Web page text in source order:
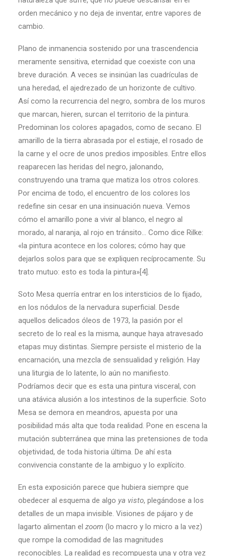
orden mecánico y no deja de inventar, entre vapores de
cambio.
Plano de inmanencia sostenido por una trascendencia
meramente sensitiva, eternidad que coexiste con una
breve duración. A veces se insinúan las cuadrículas de
una heredad, el ajedrezado de un horizonte de cultivo.
Así como la recurrencia del negro, sombra de los muros
que marcan, hieren, surcan el territorio de la pintura.
Predominan los colores apagados, como de secano. El
amarillo de la tierra abrasada por el estiaje, el rosado de
la carne y el ocre de unos predios imposibles. Entre ellos
reaparecen las heridas del negro, jalonando,
construyendo una trama que matiza los otros colores.
Por encima de todo, el encuentro de los colores los
redefine sin cesar en una insinuación nueva. Vemos
cómo el amarillo pone a vivir al blanco, el negro al
morado, al naranja, al rojo en tránsito… Como dice Rilke:
«la pintura acontece en los colores; cómo hay que
dejarlos solos para que se expliquen recíprocamente. Su
trato mutuo: esto es toda la pintura»[4].
Soto Mesa querría entrar en los intersticios de lo fijado,
en los nódulos de la nervadura superficial. Desde
aquellos delicados óleos de 1973, la pasión por el
secreto de lo real es la misma, aunque haya atravesado
etapas muy distintas. Siempre persiste el misterio de la
encarnación, una mezcla de sensualidad y religión. Hay
una liturgia de lo latente, lo aún no manifiesto.
Podríamos decir que es esta una pintura visceral, con
una atávica alusión a los intestinos de la superficie. Soto
Mesa se demora en meandros, apuesta por una
posibilidad más alta que toda realidad. Pone en escena la
mutación subterránea que mina las pretensiones de toda
objetividad, de toda historia última. De ahí esta
convivencia constante de la ambiguo y lo explícito.
En esta exposición parece que hubiera siempre que
obedecer al esquema de algo ya visto, plegándose a los
detalles de un mapa invisible. Visiones de pájaro y de
lagarto alimentan el zoom (lo macro y lo micro a la vez)
que rompe la comodidad de las magnitudes
reconocibles. La realidad es recompuesta una y otra vez